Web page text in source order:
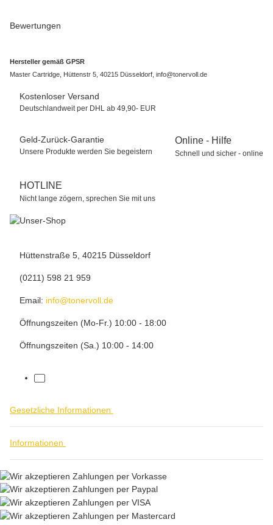
Bewertungen
Hersteller gemäß GPSR
Master Cartridge, Hüttenstr 5, 40215 Düsseldorf, info@tonervoll.de
Kostenloser Versand
Deutschlandweit per DHL ab 49,90- EUR
Geld-Zurück-Garantie
Unsere Produkte werden Sie begeistern
Online - Hilfe
Schnell und sicher - online
HOTLINE
Nicht lange zögern, sprechen Sie mit uns
Hüttenstraße 5, 40215 Düsseldorf
(0211) 598 21 959
Email: info@tonervoll.de
Öffnungszeiten (Mo-Fr.) 10:00 - 18:00
Öffnungszeiten (Sa.) 10:00 - 14:00
facebook
Gesetzliche Informationen
Informationen